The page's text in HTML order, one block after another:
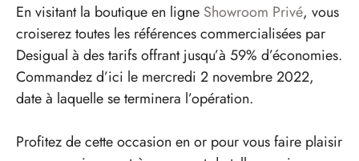
En visitant la boutique en ligne Showroom Privé, vous
croiserez toutes les références commercialisées par
Desigual à des tarifs offrant jusqu’à 59% d’économies.
Commandez d’ici le mercredi 2 novembre 2022,
date à laquelle se terminera l’opération.
Profitez de cette occasion en or pour vous faire plaisir